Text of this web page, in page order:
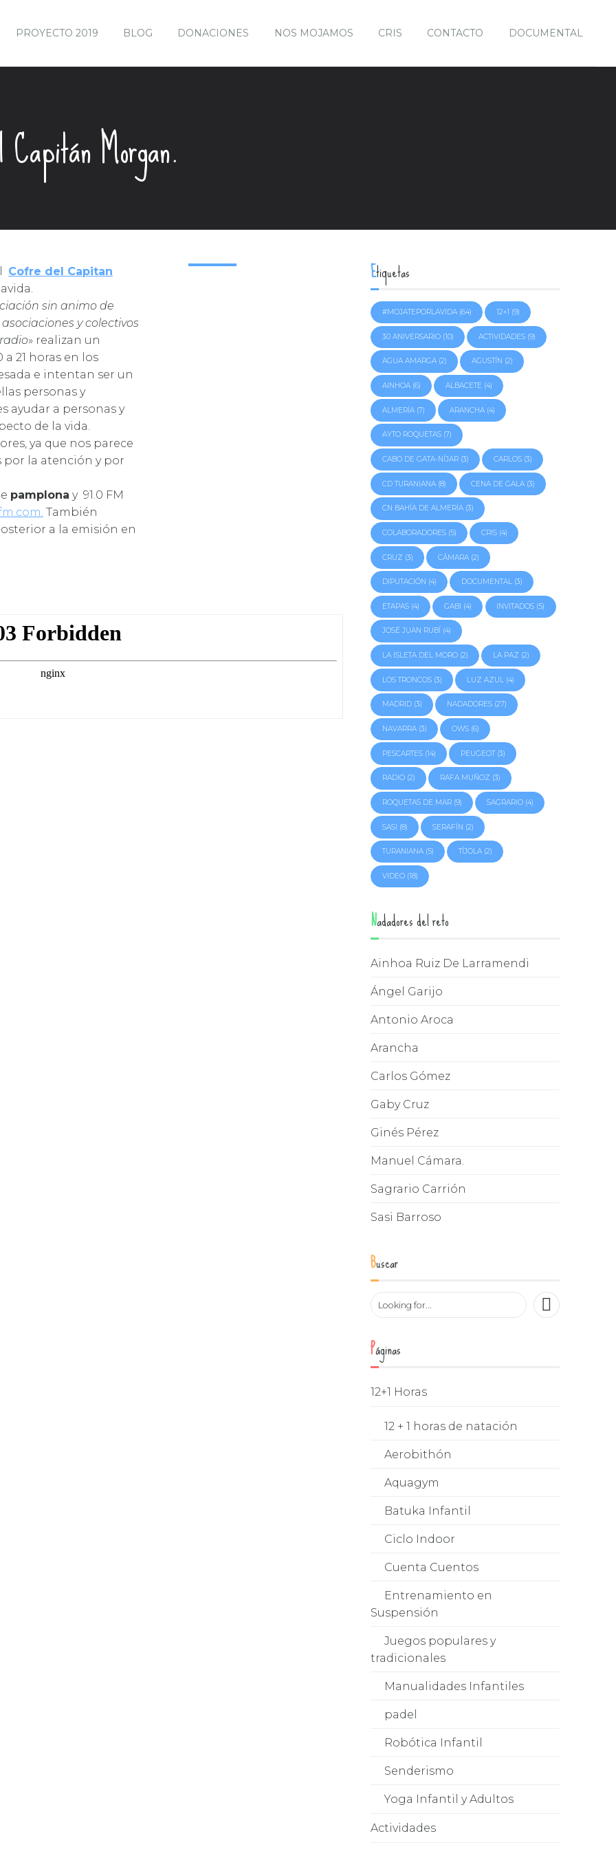
PROYECTO 2019 BLOG DONACIONES NOS MOJAMOS CRIS CONTACTO DOCUMENTAL
Morgan.
Cofre del Capitan
sin animo de
y colectivos
» realizan un
21 horas en los
e intentan ser un
personas y
ayudar a personas y
de la vida.
ya que nos parece
por la atención y por
pamplona y 91.0 FM
También
a la emisión en
Arancha
Etiquetas
#MOJATEPORLAVIDA(64) 12+1 (9)
30 ANIVERSARIO(10) ACTIVIDADES(9)
AGUA AMARGA(2) AGUSTÍN (2)
AINHOA(6) ALBACETE (4)
ALMERÍA(7) ARANCHA(4)
AYTO ROQUETAS(7)
CABO DE GATA-NÍJAR(3) CARLOS(3)
CD TURANIANA(8) CENA DE GALA(3)
CN BAHÍA DE ALMERÍA(3)
COLABORADORES(5) CRIS(4)
CRUZ (3) CÁMARA(2)
DIPUTACIÓN (4) DOCUMENTAL(3)
ETAPAS(4) GABI (4) INVITADOS (5)
JOSÉ JUAN RUBÍ (4)
LA ISLETA DEL MORO(2) LA PAZ (2)
LOS TRONCOS(3) LUZ AZUL(4)
MADRID(3) NADADORES(27)
NAVARRA(3) OWS(6)
PESCARTES(14) PEUGEOT(3)
RADIO(2) RAFA MUÑOZ (3)
ROQUETAS DE MAR(9) SAGRARIO(4)
SASI (8) SERAFÍN (2)
TURANIANA(5) TÍJOLA(2)
VIDEO(18)
Nadadores del reto
Ainhoa Ruiz De Larramendi
Ángel Garijo
Antonio Aroca
Arancha
Carlos Gómez
Gaby Cruz
Ginés Pérez
Manuel Cámara.
Sagrario Carrión
Sasi Barroso
Buscar
Páginas
12+1 Horas
12 + 1 horas de natación
Aerobithón
Aquagym
Batuka Infantil
Ciclo Indoor
Cuenta Cuentos
Entrenamiento en
Suspensión
Juegos populares y
tradicionales
Manualidades Infantiles
padel
Robótica Infantil
Senderismo
Yoga Infantil y Adultos
Actividades